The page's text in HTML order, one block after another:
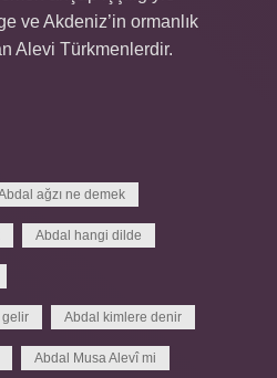
ve Akdeniz’in ormanlık
Alevi Türkmenlerdir.
ağzı ne demek
Abdal hangi dilde
gelir Abdal kimlere denir
Abdal Musa Alevî mi